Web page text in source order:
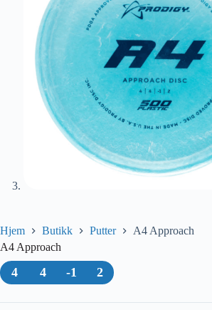
Hjem Butikk Putter
A4 Approach
A4 Approach
4 4 -1 2